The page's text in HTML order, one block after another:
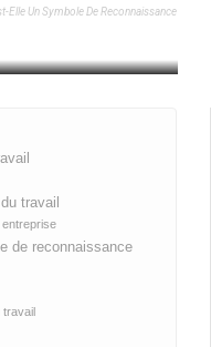
Elle Un Symbole De Reconnaissance
travail
entreprise
de reconnaissance
travail